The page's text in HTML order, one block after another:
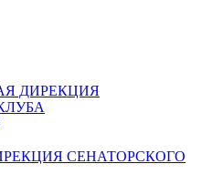
ДИРЕКЦИЯ
СЕНАТОРСКОГО